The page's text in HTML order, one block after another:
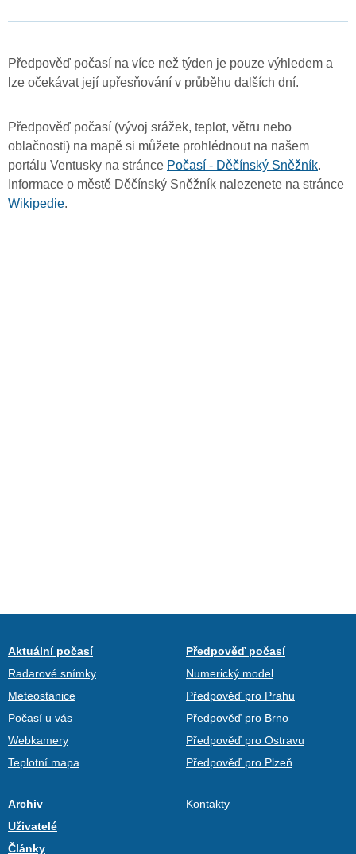
Předpověď počasí na více než týden je pouze výhledem a
lze očekávat její upřesňování v průběhu dalších dní.
Předpověď počasí (vývoj srážek, teplot, větru nebo
oblačnosti) na mapě si můžete prohlédnout na našem
portálu Ventusky na stránce Počasí - Děčínský Sněžník.
Informace o městě Děčínský Sněžník nalezenete na stránce
Wikipedie.
Aktuální počasí
Radarové snímky
Meteostanice
Počasí u vás
Webkamery
Teplotní mapa
Předpověď počasí
Numerický model
Předpověď pro Prahu
Předpověď pro Brno
Předpověď pro Ostravu
Předpověď pro Plzeň
Archiv
Uživatelé
Články
Kontakty